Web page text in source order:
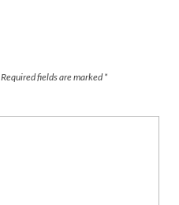
Required fields are marked *